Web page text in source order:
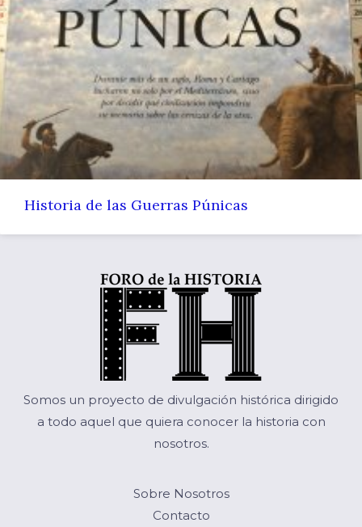
Historia de las Guerras Púnicas
Somos un proyecto de divulgación histórica dirigido
a todo aquel que quiera conocer la historia con
nosotros.
Sobre Nosotros
Contacto